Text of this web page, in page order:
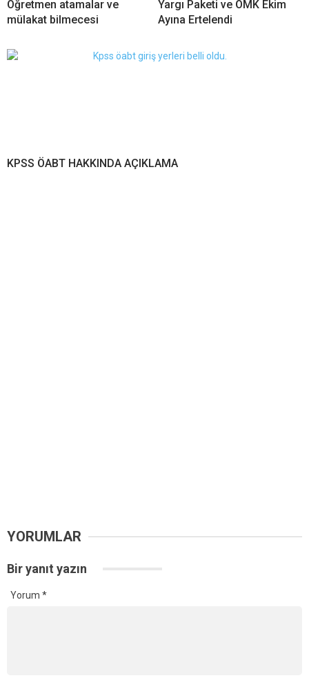
Öğretmen atamalar ve
mülakat bilmecesi
Yargı Paketi ve ÖMK Ekim
Ayına Ertelendi
KPSS ÖABT HAKKINDA AÇIKLAMA
YORUMLAR
Bir yanıt yazın
Yorum *